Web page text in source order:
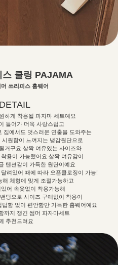
스 쿨링 PAJAMA
쓰리피스 홈웨어
하게 착용될 파자마 세트예요
들어가 더욱 사랑스럽고
집에서도 멋스러운 연출을 도와주는
원함이 느껴지는 냉감원단으로
거구요 살짝 여유있는 사이즈와
용이 가능했어요 살짝 여유감이
텐션감이 가득한 원단이예요
려있어 때에 따라 오픈클로징이 가능!
해 체형에 맞게 조절가능하고
어 속옷없이 착용가능해
딩으로 사이즈 구애없이 착용이
함 없이 편안함만 가득한 홈웨어예요
까지 챙긴 썸머 파자마세트
추천드려요